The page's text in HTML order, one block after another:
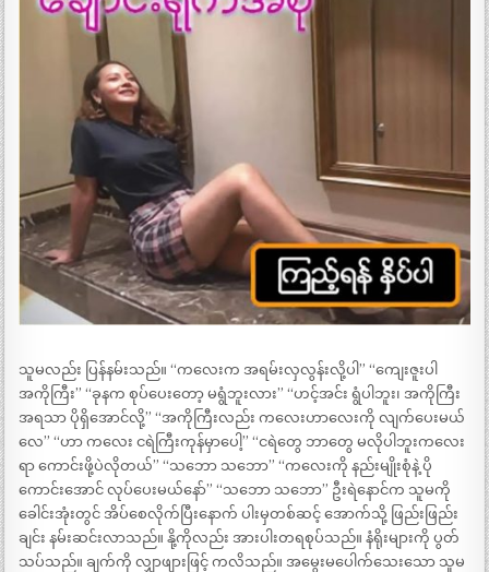
သူမလည်း ပြန်နမ်းသည်။ “ကလေးက အရမ်းလှလွန်းလို့ပါ” “ကျေးဇူးပါ
အကိုကြီး” “ခုနက စုပ်ပေးတော့ မရွံဘူးလား” “ဟင့်အင်း ရွံပါဘူး၊ အကိုကြီး
အရသာ ပိုရှိအောင်လို့” “အကိုကြီးလည်း ကလေးဟာလေးကို လျက်ပေးမယ်
လေ” “ဟာ ကလေး ငရဲကြီးကုန်မှာပေါ့” “ငရဲတွေ ဘာတွေ မလိုပါဘူးကလေး
ရာ ကောင်းဖို့ပဲလိုတယ်” “သဘော သဘော” “ကလေးကို နည်းမျိုးစုံနဲ့ ပို
ကောင်းအောင် လုပ်ပေးမယ်နော်” “သဘော သဘော” ဦးရဲနောင်က သူမကို
ခေါင်းအုံးတွင် အိပ်စေလိုက်ပြီးနောက် ပါးမှတစ်ဆင့် အောက်သို့ ဖြည်းဖြည်း
ချင်း နမ်းဆင်းလာသည်။ နို့ကိုလည်း အားပါးတရစုပ်သည်။ နံရိုးများကို ပွတ်
သပ်သည်။ ချက်ကို လျှာဖျားဖြင့် ကလိသည်။ အမွေးမပေါက်သေးသော သူမ